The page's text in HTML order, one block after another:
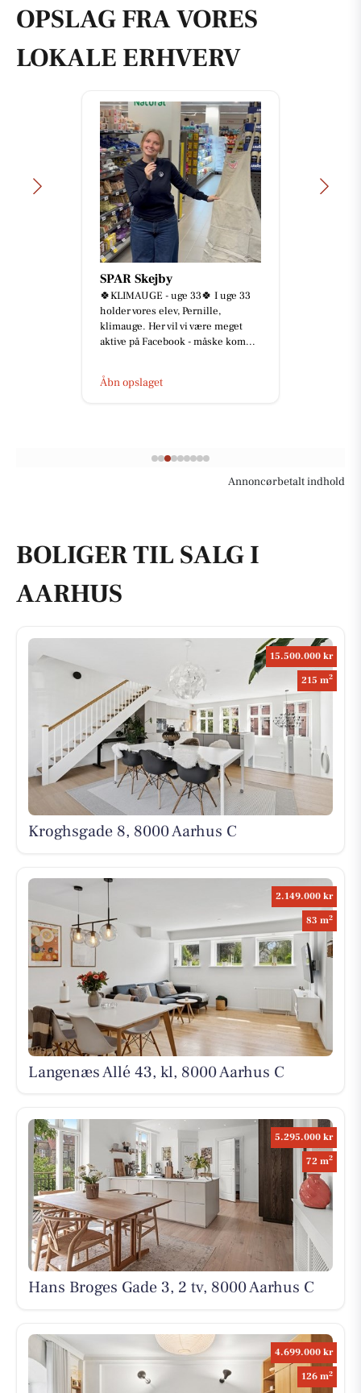
OPSLAG FRA VORES
LOKALE ERHVERV
SPAR Skejby
🍀KLIMAUGE - uge 33🍀 I uge 33
holder vores elev, Pernille,
klimauge. Her vil vi være meget
aktive på Facebook - måske kom...
Åbn opslaget
Annoncørbetalt indhold
BOLIGER TIL SALG I
AARHUS
15.500.000 kr
215 m2
Kroghsgade 8, 8000 Aarhus C
2.149.000 kr
83 m2
Langenæs Allé 43, kl, 8000 Aarhus C
5.295.000 kr
72 m2
Hans Broges Gade 3, 2 tv, 8000 Aarhus C
4.699.000 kr
126 m2